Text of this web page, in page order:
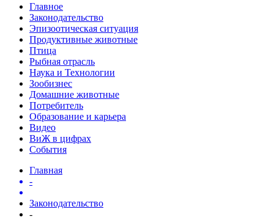
Главное
Законодательство
Эпизоотическая ситуация
Продуктивные животные
Птица
Рыбная отрасль
Наука и Технологии
Зообизнес
Домашние животные
Потребитель
Образование и карьера
Видео
ВиЖ в цифрах
События
Главная
-
Законодательство
-